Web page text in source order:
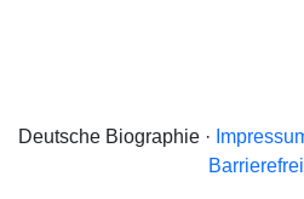
Deutsche Biographie ·